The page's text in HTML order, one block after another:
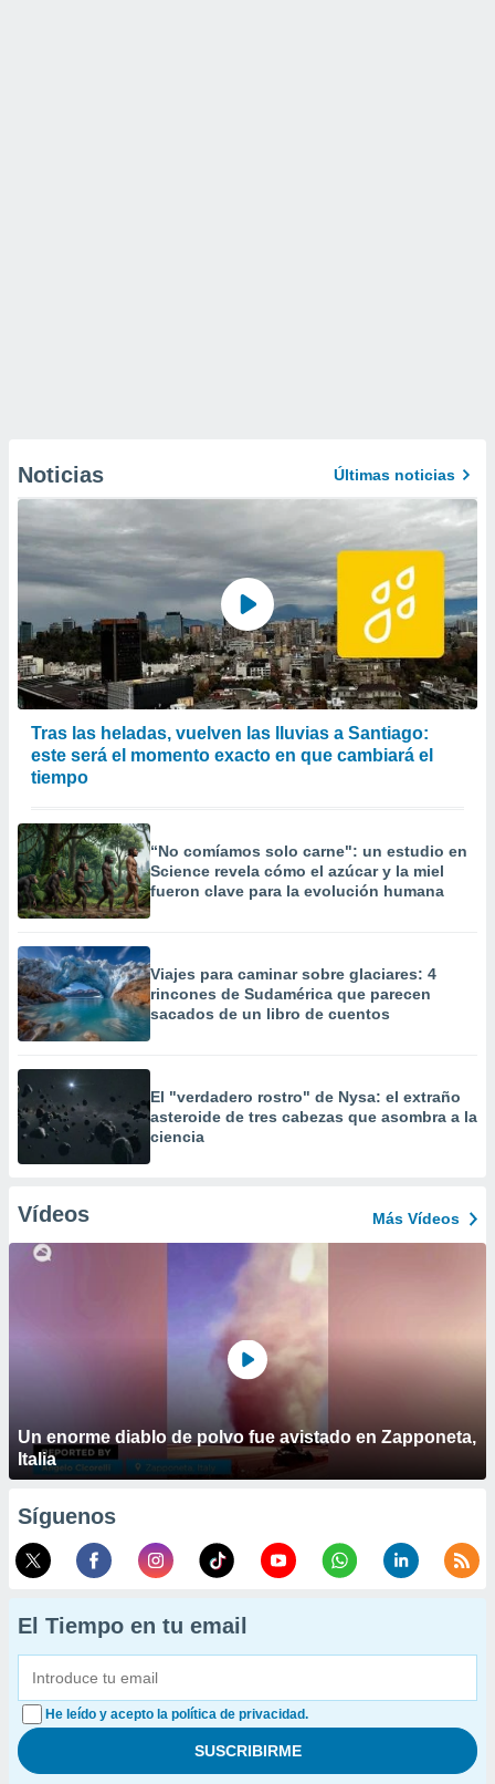
Noticias Últimas noticias
Tras las heladas, vuelven las lluvias a Santiago:
este será el momento exacto en que cambiará el
tiempo
“No comíamos solo carne": un estudio en
Science revela cómo el azúcar y la miel
fueron clave para la evolución humana
Viajes para caminar sobre glaciares: 4
rincones de Sudamérica que parecen
sacados de un libro de cuentos
El "verdadero rostro" de Nysa: el extraño
asteroide de tres cabezas que asombra a la
ciencia
Vídeos Más Vídeos
Un enorme diablo de polvo fue avistado en Zapponeta,
Italia
Síguenos
El Tiempo en tu email
He leído y acepto la política de privacidad.